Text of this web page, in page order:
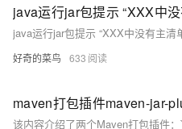
java运行jar包提示 “XXX中没有主清
好奇的菜鸟 633